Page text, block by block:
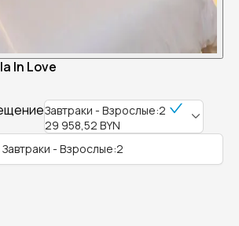
In Love
Завтраки - Взрослые:2
29 958,52 BYN
Завтраки - Взрослые:2